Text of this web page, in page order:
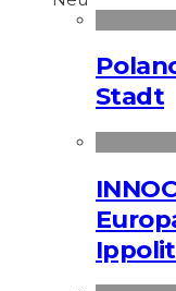
Stadt